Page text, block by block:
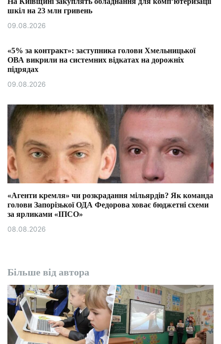
шкіл на 23 млн гривень
09.08.2026
«5% за контракт»: заступника голови Хмельницької
ОВА викрили на системних відкатах на дорожніх
підрядах
09.08.2026
«Агенти кремля» чи розкрадання мільярдів? Як команда
голови Запорізької ОДА Федорова ховає бюджетні схеми
за ярликами «ІПСО»
08.08.2026
Більше від автора